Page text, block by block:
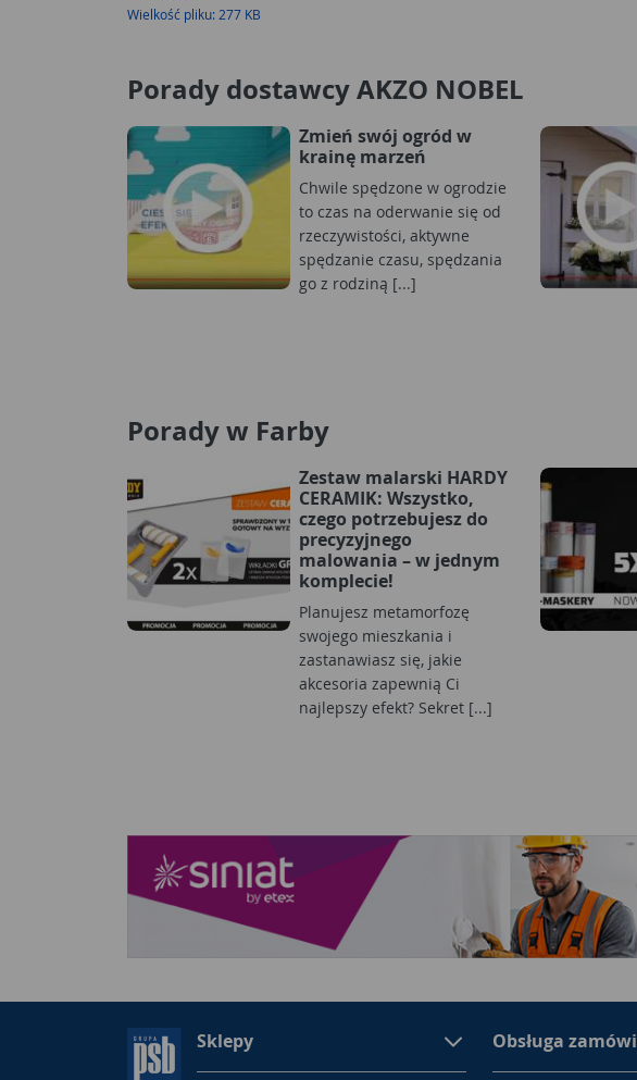
Wielkość pliku: 277 KB
Porady dostawcy AKZO NOBEL
Zmień swój ogród w
krainę marzeń
Chwile spędzone w ogrodzie
to czas na oderwanie się od
rzeczywistości, aktywne
spędzanie czasu, spędzania
go z rodziną [...]
Porady w Farby
Zestaw malarski HARDY
CERAMIK: Wszystko,
czego potrzebujesz do
precyzyjnego
malowania – w jednym
komplecie!
Planujesz metamorfozę
swojego mieszkania i
zastanawiasz się, jakie
akcesoria zapewnią Ci
najlepszy efekt? Sekret [...]
Sklepy Obsługa